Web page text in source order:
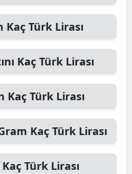
Kaç Türk Lirası
Kaç Türk Lirası
Kaç Türk Lirası
Kaç Türk Lirası
Türk Lirası